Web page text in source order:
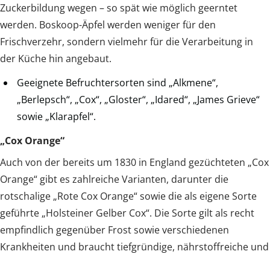
Zuckerbildung wegen – so spät wie möglich geerntet
werden. Boskoop-Äpfel werden weniger für den
Frischverzehr, sondern vielmehr für die Verarbeitung in
der Küche hin angebaut.
Geeignete Befruchtersorten sind „Alkmene“,
„Berlepsch“, „Cox“, „Gloster“, „Idared“, „James Grieve“
sowie „Klarapfel“.
„Cox Orange“
Auch von der bereits um 1830 in England gezüchteten „Cox
Orange“ gibt es zahlreiche Varianten, darunter die
rotschalige „Rote Cox Orange“ sowie die als eigene Sorte
geführte „Holsteiner Gelber Cox“. Die Sorte gilt als recht
empfindlich gegenüber Frost sowie verschiedenen
Krankheiten und braucht tiefgründige, nährstoffreiche und